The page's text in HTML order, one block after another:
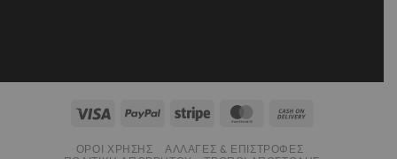
ΌΡΟΙ ΧΡΉΣΗΣ
ΑΛΛΑΓΈΣ & ΕΠΙΣΤΡΟΦΈΣ